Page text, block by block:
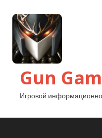
Gun
Игровой